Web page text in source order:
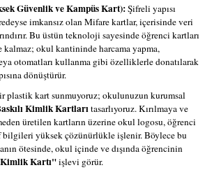
Güvenlik ve Kampüs Kart):Şifreli yapısı
imkansız olan Mifare kartlar, içerisinde veri
Bu üstün teknoloji sayesinde öğrenci kartları
kalmaz; okul kantininde harcama yapma,
otomatları kullanma gibi özelliklerle donatılarak
dönüştürür.
plastik kart sunmuyoruz; okulunuzun kurumsal
Kimlik Kartlarıtasarlıyoruz. Kırılmaya ve
üretilen kartların üzerine okul logosu, öğrenci
bilgileri yüksek çözünürlükle işlenir. Böylece bu
ötesinde, okul içinde ve dışında öğrencinin
Kartı"işlevi görür.